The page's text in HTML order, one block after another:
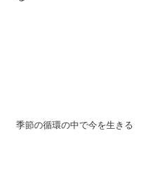
季節の循環の中で今を生きる